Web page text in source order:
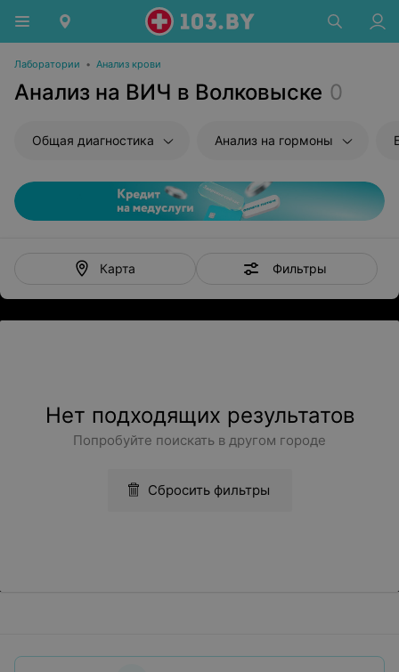
Лаборатории • Анализ крови
Анализ на ВИЧ в Волковыске 0
Общая диагностика Анализ на гормоны
Карта Фильтры
Нет подходящих результатов
Попробуйте поискать в другом городе
Сбросить фильтры